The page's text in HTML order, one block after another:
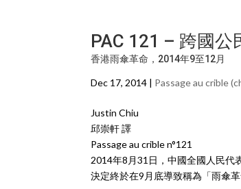
PAC 121 – 跨國公
香港雨傘革命，2014年9至12月
Dec 17, 2014 | Passage au crible
Justin Chiu
邱崇軒 譯
Passage au crible n°121
2014年8月31日，中國全國人民代
決定終於在9月底導致稱為「雨傘